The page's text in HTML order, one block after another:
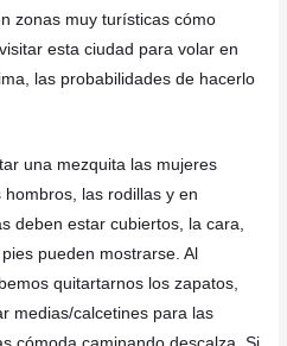
zonas muy turísticas cómo
esta ciudad para volar en
las probabilidades de hacerlo
una mezquita las mujeres
las rodillas y en
deben estar cubiertos, la cara,
pueden mostrarse. Al
quitartarnos los zapatos,
medias/calcetines para las